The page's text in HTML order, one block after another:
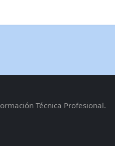
Técnica Profesional.